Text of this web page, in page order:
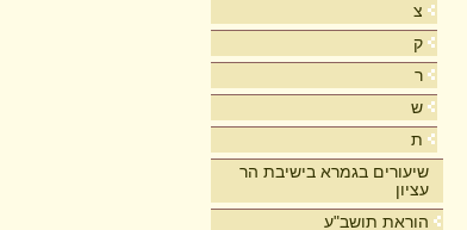
צ
ק
ר
ש
ת
שיעורים בגמרא בישיבת הר
עציון
הוראת תושב"ע